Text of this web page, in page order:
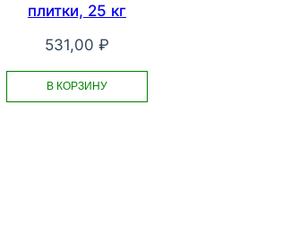
плитки, 25 кг
531,00 ₽
В КОРЗИНУ